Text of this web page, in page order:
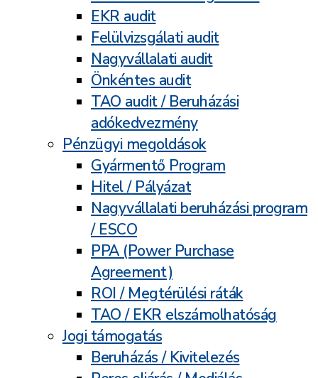
EKR audit
Felülvizsgálati audit
Nagyvállalati audit
Önkéntes audit
TAO audit / Beruházási
adókedvezmény
Pénzügyi megoldások
Gyármentő Program
Hitel / Pályázat
Nagyvállalati beruházási program
/ ESCO
PPA (Power Purchase
Agreement)
ROI / Megtérülési ráták
TAO / EKR elszámolhatóság
Jogi támogatás
Beruházás / Kivitelezés